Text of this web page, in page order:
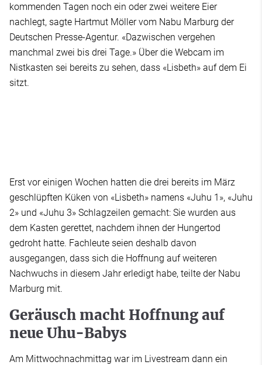
kommenden Tagen noch ein oder zwei weitere Eier
nachlegt, sagte Hartmut Möller vom Nabu Marburg der
Deutschen Presse-Agentur. «Dazwischen vergehen
manchmal zwei bis drei Tage.» Über die Webcam im
Nistkasten sei bereits zu sehen, dass «Lisbeth» auf dem Ei
sitzt.
Erst vor einigen Wochen hatten die drei bereits im März
geschlüpften Küken von «Lisbeth» namens «Juhu 1», «Juhu
2» und «Juhu 3» Schlagzeilen gemacht: Sie wurden aus
dem Kasten gerettet, nachdem ihnen der Hungertod
gedroht hatte. Fachleute seien deshalb davon
ausgegangen, dass sich die Hoffnung auf weiteren
Nachwuchs in diesem Jahr erledigt habe, teilte der Nabu
Marburg mit.
Geräusch macht Hoffnung auf
neue Uhu-Babys
Am Mittwochnachmittag war im Livestream dann ein